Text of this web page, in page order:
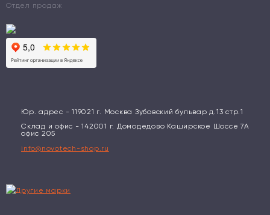
Отдел продаж
Юр. адрес - 119021 г. Москва Зубовский бульвар д.13 стр.1
Склад и офис - 142001 г. Домодедово Каширское Шоссе 7А
офис 205
info@novotech-shop.ru